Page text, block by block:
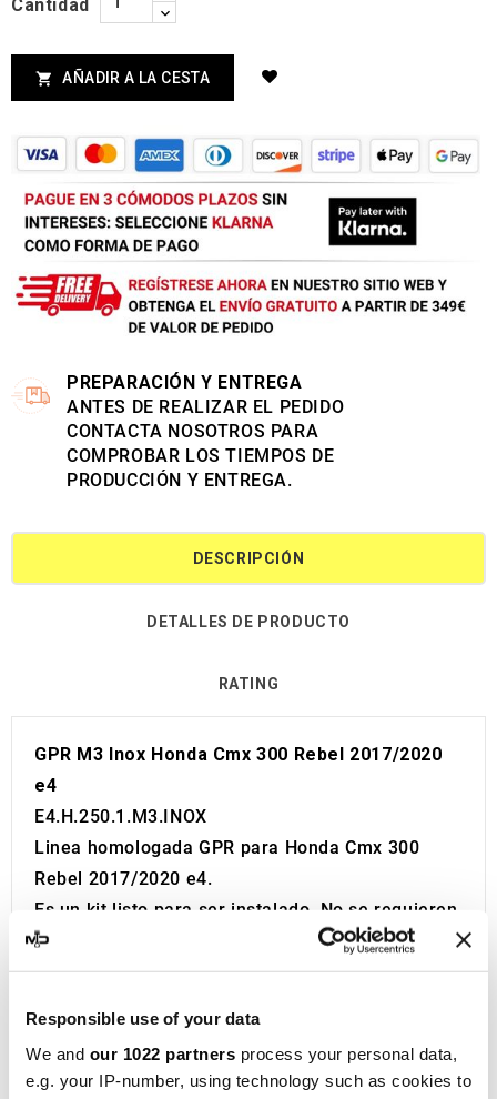
Responsible use of your data
We and our 1022 partners process your personal data,
e.g. your IP-number, using technology such as cookies to
Cantidad
 AÑADIR A LA CESTA
PREPARACIÓN Y ENTREGA
ANTES DE REALIZAR EL PEDIDO
CONTACTA NOSOTROS PARA
COMPROBAR LOS TIEMPOS DE
PRODUCCIÓN Y ENTREGA.
DESCRIPCIÓN
DETALLES DE PRODUCTO
RATING
GPR M3 Inox Honda Cmx 300 Rebel 2017/2020
e4
E4.H.250.1.M3.INOX
Linea homologada GPR para Honda Cmx 300
Rebel 2017/2020 e4.
Es un kit listo para ser instalado. No se requieren
modificaciones.
Se reemplaza directamente sin ninguna
Homologación Europea y Suiza (CEE).
El catalizador no está incluido en el kit.